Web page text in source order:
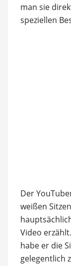
man sie
speziellen
Der
weißen
Video
habe er die
gelegentlich